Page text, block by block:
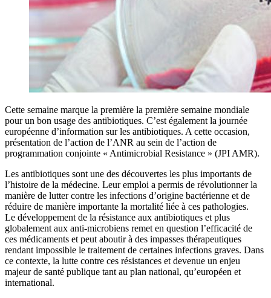
Cette semaine marque la première la première semaine mondiale
pour un bon usage des antibiotiques. C’est également la journée
européenne d’information sur les antibiotiques. A cette occasion,
présentation de l’action de l’ANR au sein de l’action de
programmation conjointe « Antimicrobial Resistance » (JPI AMR).
Les antibiotiques sont une des découvertes les plus importants de
l’histoire de la médecine. Leur emploi a permis de révolutionner la
manière de lutter contre les infections d’origine bactérienne et de
réduire de manière importante la mortalité liée à ces pathologies.
Le développement de la résistance aux antibiotiques et plus
globalement aux anti-microbiens remet en question l’efficacité de
ces médicaments et peut aboutir à des impasses thérapeutiques
rendant impossible le traitement de certaines infections graves. Dans
ce contexte, la lutte contre ces résistances et devenue un enjeu
majeur de santé publique tant au plan national, qu’européen et
international.